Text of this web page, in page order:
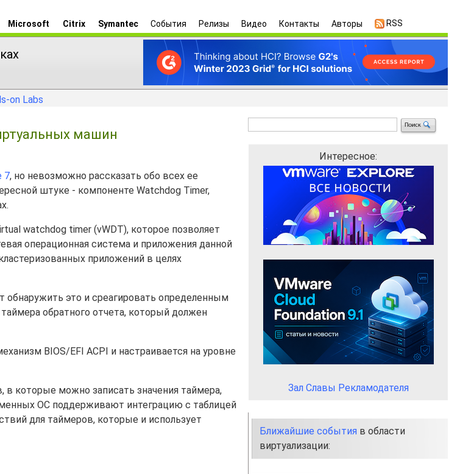
Microsoft Citrix Symantec События Релизы Видео Контакты Авторы RSS
on Labs
машин
7, но невозможно рассказать обо всех ее
штуке - компоненте Watchdog Timer,
watchdog timer (vWDT), которое позволяет
операционная система и приложения данной
приложений в целях
обнаружить это и среагировать определенным
обратного отчета, который должен
BIOS/EFI ACPI и настраивается на уровне
в которые можно записать значения таймера,
ОС поддерживают интеграцию с таблицей
для таймеров, которые и использует
Интересное:
Зал Славы Рекламодателя
Ближайшие события в области
виртуализации: